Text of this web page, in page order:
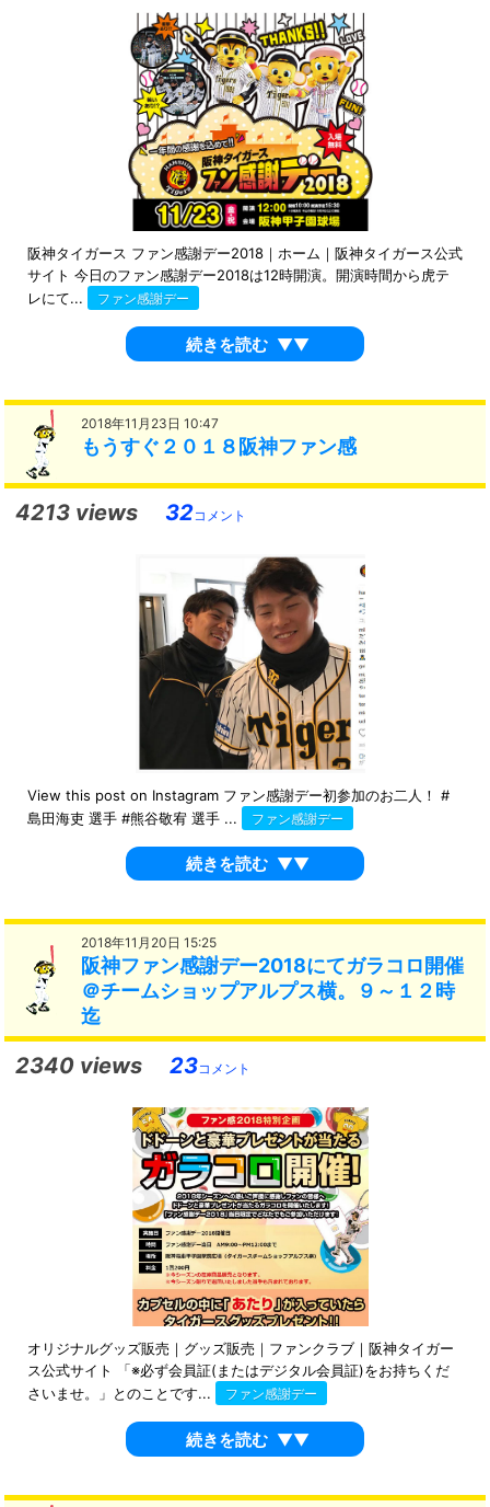
阪神タイガース ファン感謝デー2018｜ホーム｜阪神タイガース公式
サイト 今日のファン感謝デー2018は12時開演。開演時間から虎テ
レにて...
ファン感謝デー
続きを読む ▼▼
2018年11月23日 10:47
もうすぐ２０１８阪神ファン感
4213 views 32コメント
View this post on Instagram ファン感謝デー初参加のお二人！ #
島田海吏 選手 #熊谷敬宥 選手 ...
ファン感謝デー
続きを読む ▼▼
2018年11月20日 15:25
阪神ファン感謝デー2018にてガラコロ開催
＠チームショップアルプス横。９～１２時
迄
2340 views 23コメント
オリジナルグッズ販売｜グッズ販売｜ファンクラブ｜阪神タイガー
ス公式サイト 「※必ず会員証(またはデジタル会員証)をお持ちくだ
さいませ。」とのことです...
ファン感謝デー
続きを読む ▼▼